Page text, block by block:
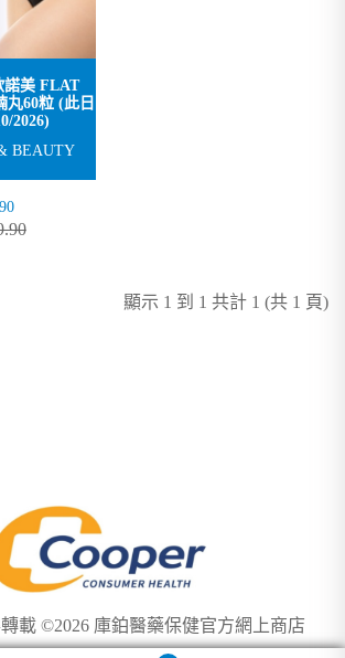
美 FLAT
丸60粒 (此日
2026)
BEAUTY
顯示 1 到 1 共計 1 (共 1 頁)
載 ©2026 庫鉑醫藥保健官方網上商店